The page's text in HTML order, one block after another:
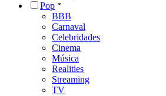
Pop
BBB
Carnaval
Celebridades
Cinema
Música
Realities
Streaming
TV